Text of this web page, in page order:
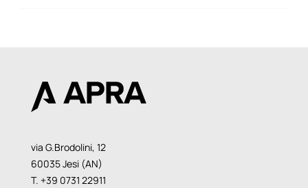
via G.Brodolini, 12
60035 Jesi (AN)
T. +39 0731 22911